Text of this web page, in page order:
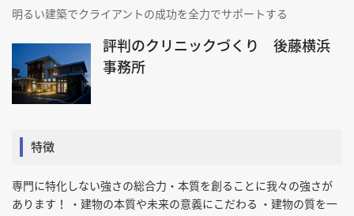
明るい建築でクライアントの成功を全力でサポートする
評判のクリニックづくり 後藤横浜
事務所
特徴
専門に特化しない強さの総合力・本質を創ることに我々の強さが
あります！ ・建物の本質や未来の意義にこだわる ・建物の質を一